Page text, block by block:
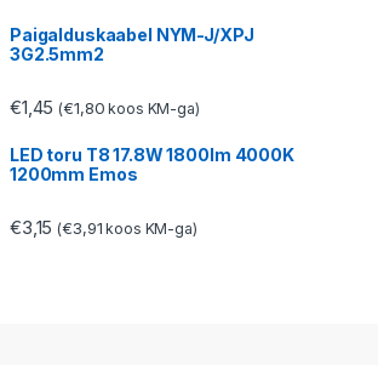
Paigalduskaabel NYM-J/XPJ
3G2.5mm2
€1,45 (€1,80 koos KM-ga)
LED toru T8 17.8W 1800lm 4000K
1200mm Emos
€3,15 (€3,91 koos KM-ga)